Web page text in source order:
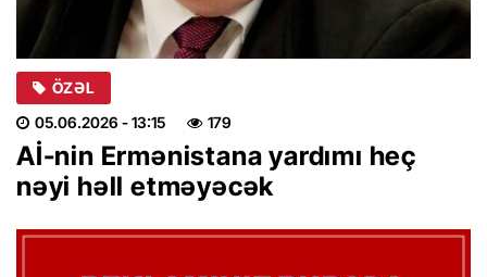
ÖZƏL
05.06.2026 - 13:15 179
Aİ-nin Ermənistana yardımı heç
nəyi həll etməyəcək